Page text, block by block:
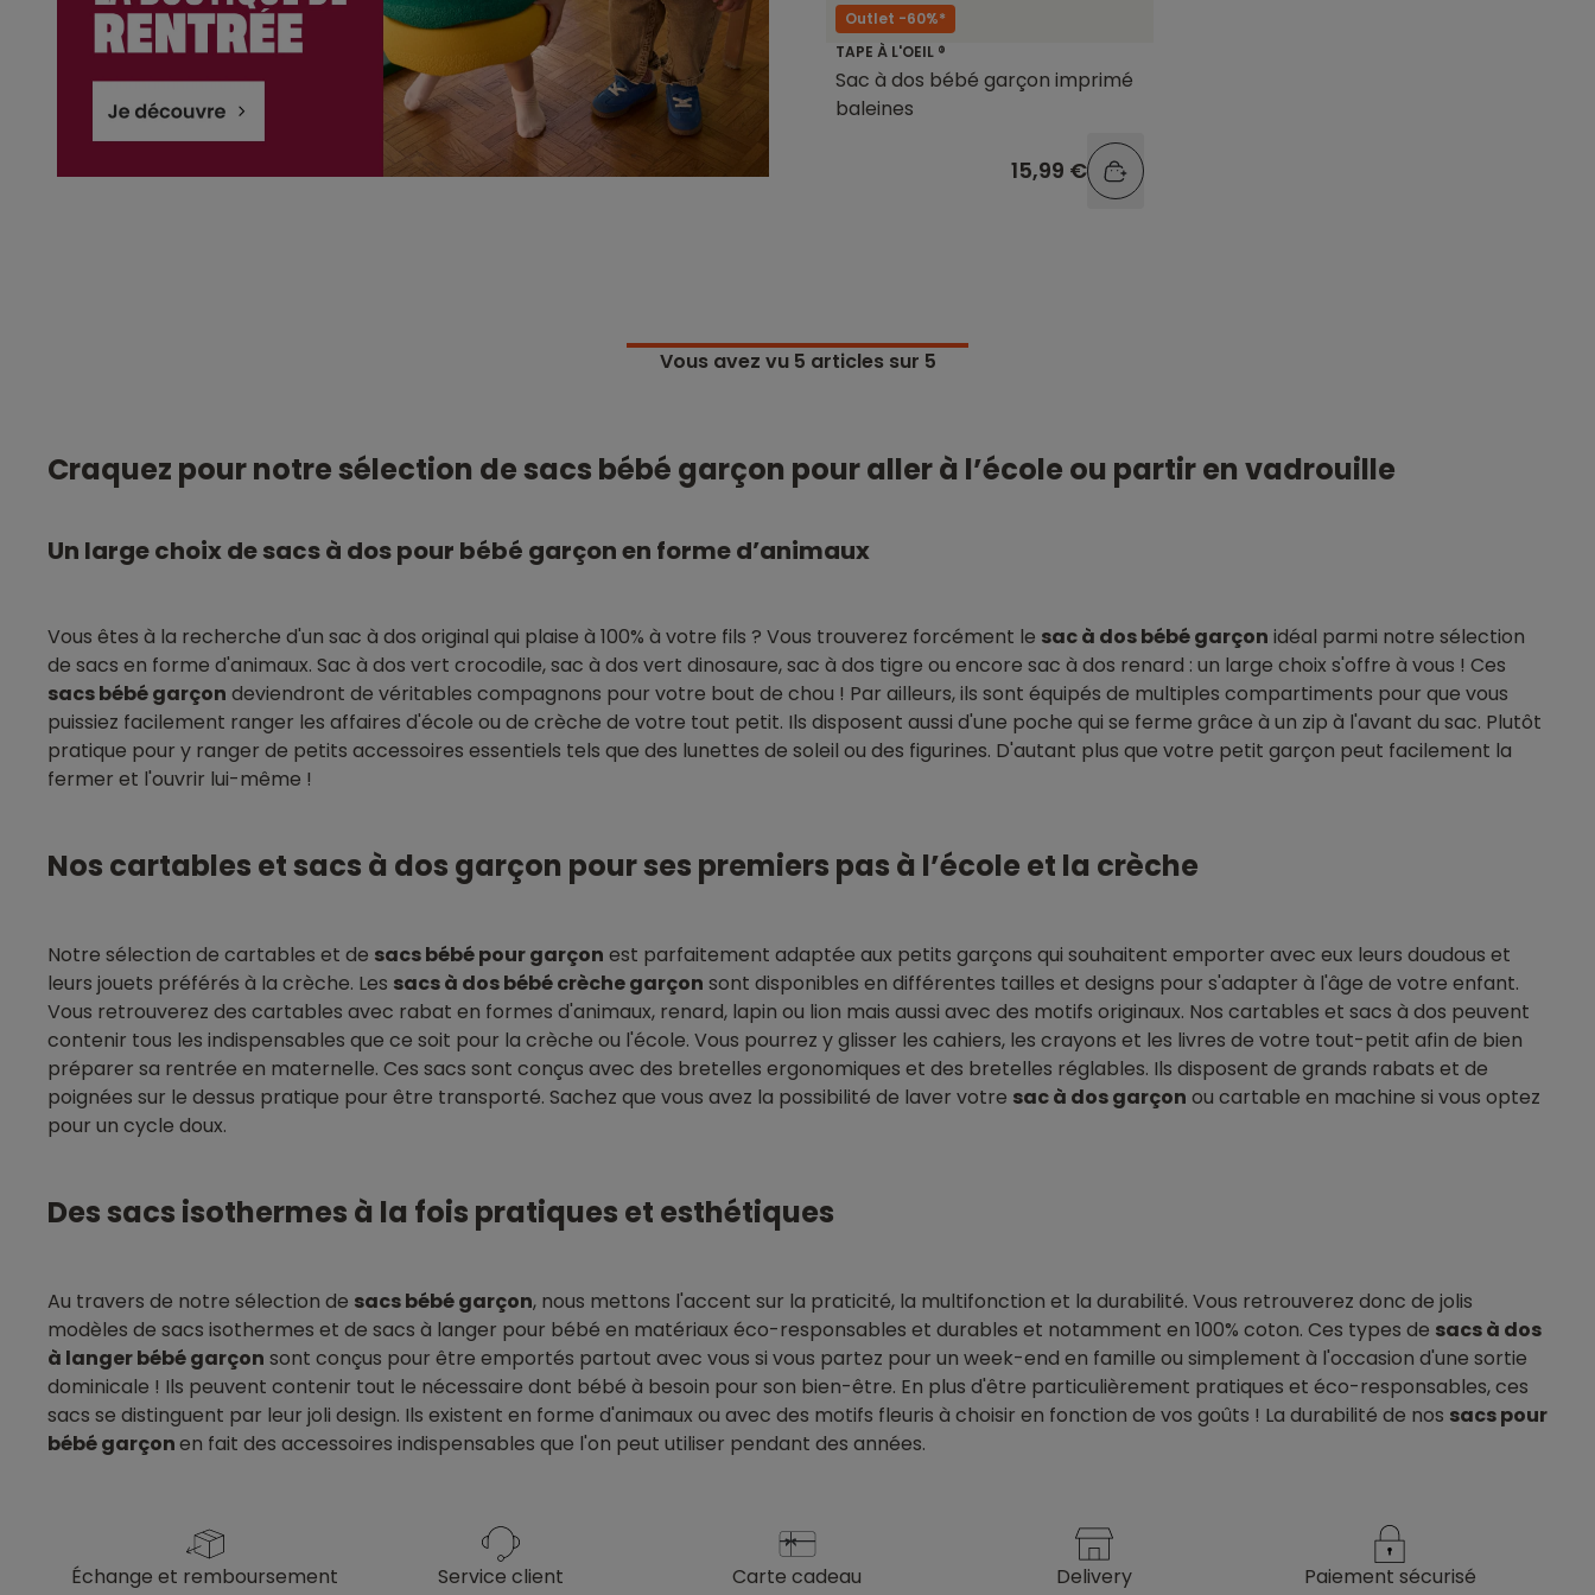
Outlet -60%*
TAPE À L'OEIL ®
Sac à dos bébé garçon imprimé
baleines
15,99 €
Vous avez vu 5 articles sur 5
Craquez pour notre sélection de sacs bébé garçon pour aller à l’école ou partir en vadrouille
Un large choix de sacs à dos pour bébé garçon en forme d’animaux
Vous êtes à la recherche d'un sac à dos original qui plaise à 100% à votre fils ? Vous trouverez forcément le sac à dos bébé garçon idéal parmi notre sélection
de sacs en forme d'animaux. Sac à dos vert crocodile, sac à dos vert dinosaure, sac à dos tigre ou encore sac à dos renard : un large choix s'offre à vous ! Ces
sacs bébé garçon deviendront de véritables compagnons pour votre bout de chou ! Par ailleurs, ils sont équipés de multiples compartiments pour que vous
puissiez facilement ranger les affaires d'école ou de crèche de votre tout petit. Ils disposent aussi d'une poche qui se ferme grâce à un zip à l'avant du sac. Plutôt
pratique pour y ranger de petits accessoires essentiels tels que des lunettes de soleil ou des figurines. D'autant plus que votre petit garçon peut facilement la
fermer et l'ouvrir lui-même !
Nos cartables et sacs à dos garçon pour ses premiers pas à l’école et la crèche
Notre sélection de cartables et de sacs bébé pour garçon est parfaitement adaptée aux petits garçons qui souhaitent emporter avec eux leurs doudous et
leurs jouets préférés à la crèche. Les sacs à dos bébé crèche garçon sont disponibles en différentes tailles et designs pour s'adapter à l'âge de votre enfant.
Vous retrouverez des cartables avec rabat en formes d'animaux, renard, lapin ou lion mais aussi avec des motifs originaux. Nos cartables et sacs à dos peuvent
contenir tous les indispensables que ce soit pour la crèche ou l'école. Vous pourrez y glisser les cahiers, les crayons et les livres de votre tout-petit afin de bien
préparer sa rentrée en maternelle. Ces sacs sont conçus avec des bretelles ergonomiques et des bretelles réglables. Ils disposent de grands rabats et de
poignées sur le dessus pratique pour être transporté. Sachez que vous avez la possibilité de laver votre sac à dos garçon ou cartable en machine si vous optez
pour un cycle doux.
Des sacs isothermes à la fois pratiques et esthétiques
Au travers de notre sélection de sacs bébé garçon, nous mettons l'accent sur la praticité, la multifonction et la durabilité. Vous retrouverez donc de jolis
modèles de sacs isothermes et de sacs à langer pour bébé en matériaux éco-responsables et durables et notamment en 100% coton. Ces types de sacs à dos
à langer bébé garçon sont conçus pour être emportés partout avec vous si vous partez pour un week-end en famille ou simplement à l'occasion d'une sortie
dominicale ! Ils peuvent contenir tout le nécessaire dont bébé à besoin pour son bien-être. En plus d'être particulièrement pratiques et éco-responsables, ces
sacs se distinguent par leur joli design. Ils existent en forme d'animaux ou avec des motifs fleuris à choisir en fonction de vos goûts ! La durabilité de nos sacs pour
bébé garçonen fait des accessoires indispensables que l'on peut utiliser pendant des années.
échange et remboursement service client carte cadeau delivery paiement sécurisé